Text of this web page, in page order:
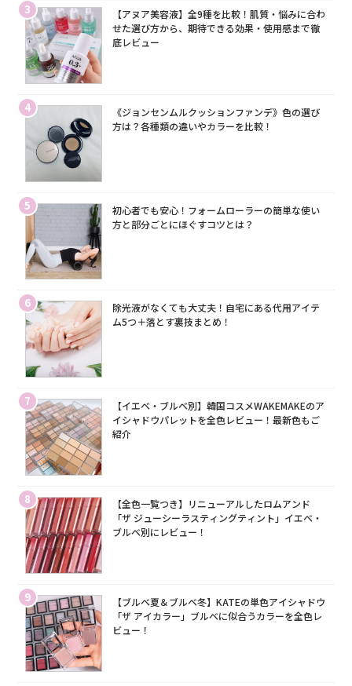
3
【アヌア美容液】全9種を比較！肌質・悩みに合わ
せた選び方から、期待できる効果・使用感まで徹
底レビュー
4
《ジョンセンムルクッションファンデ》色の選び
方は？各種類の違いやカラーを比較！
5
初心者でも安心！フォームローラーの簡単な使い
方と部分ごとにほぐすコツとは？
6
除光液がなくても大丈夫！自宅にある代用アイテ
ム5つ＋落とす裏技まとめ！
7
【イエベ・ブルベ別】韓国コスメWAKEMAKEのア
イシャドウパレットを全色レビュー！最新色もご
紹介
8
【全色一覧つき】リニューアルしたロムアンド
「ザ ジューシーラスティングティント」イエベ・
ブルベ別にレビュー！
9
【ブルベ夏＆ブルベ冬】KATEの単色アイシャドウ
「ザ アイカラー」ブルベに似合うカラーを全色レ
ビュー！